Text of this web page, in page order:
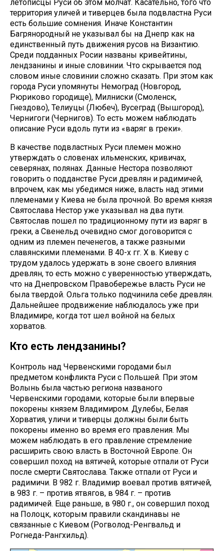
летописцы Руси об этом молчат. Касательно, того что
территория уличей и тиверцев была подвластна Руси
есть большие сомнения. Иначе Константин
Багрянородный не указывал бы на Днепр как на
единственный путь движения русов на Византию.
Среди подданных Росии названы кривейтины,
лендзанины и иные словинии. Что скрывается под
словом иные словинии сложно сказать. При этом как
города Руси упомянуты Немоград (Новгород,
Рюриково городище), Милниски (Смоленск,
Гнездово), Телиуцы (Любеч), Вусеград (Вышгород),
Чернигоги (Чернигов). То есть можем наблюдать
описание Руси вдоль пути из «варяг в греки».
В качестве подвластных Руси племен можно
утверждать о словенах ильменских, кривичах,
северянах, полянах. Данные Нестора позволяют
говорить о подданстве Руси древлян и радимичей,
впрочем, как мы убедимся ниже, власть над этими
племенами у Киева не была прочной. Во время князя
Святослава Нестор уже указывал на два пути.
Святослав пошел по традиционному пути из варяг в
греки, а Свенельд очевидно смог договорится с
одним из племен печенегов, а также разными
славянскими племенами. В 40-х гг. Х в. Киеву с
трудом удалось удержать в зоне своего влияния
древлян, то есть можно с уверенностью утверждать,
что на Днепровском Правобережье власть Руси не
была твердой. Ольга только подчинила себе древлян.
Дальнейшее продвижение наблюдалось уже при
Владимире, когда тот шел войной на белых
хорватов.
Кто есть лендзанины?
Контроль над Червенскими городами был
предметом конфликта Руси с Польшей. При этом
Волынь была частью региона названого
Червенскими городами, которые были впервые
покорены князем Владимиром. Дулебы, Белая
Хорватия, уличи и тиверцы должны были быть
покорены именно во время его правления. Мы
можем наблюдать в его правление стремление
расширить свою власть в Восточной Европе. Он
совершил поход на вятичей, которые отпали от Руси
после смерти Святослава. Также отпали от Руси и
радимичи. В 982 г. Владимир воевал против вятичей,
в 983 г. – против ятвягов, в 984 г. – против
радимичей. Еще раньше, в 980 г., он совершил поход
на Полоцк, которым правили скандинавы не
связанные с Киевом (Рогволод-Ренгвальд и
Рогнеда-Рангхильд).